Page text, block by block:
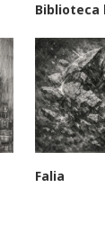
Biblioteca
Falia